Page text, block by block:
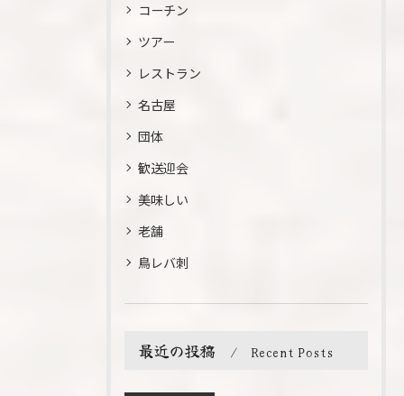
コーチン
ツアー
レストラン
名古屋
団体
歓送迎会
美味しい
老舗
鳥レバ刺
最近の投稿 Recent Posts